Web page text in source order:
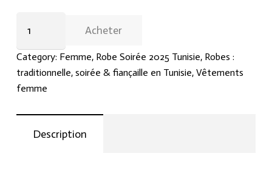
soirée
longue
en
noir
Acheter
Category: Femme, Robe Soirée 2025 Tunisie, Robes :
traditionnelle, soirée & fiançaille en Tunisie, Vêtements
femme
Description